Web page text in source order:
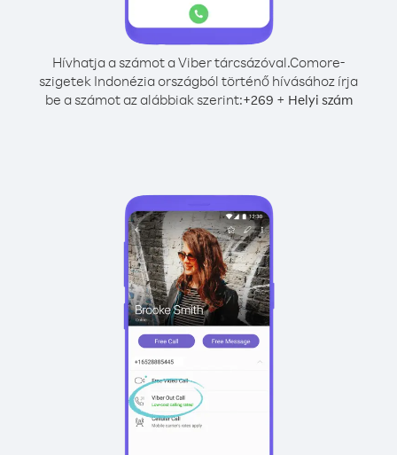
Hívhatja a számot a Viber tárcsázóval.Comore-
szigetek Indonézia országból történő hívásához írja
be a számot az alábbiak szerint:+269 + Helyi szám